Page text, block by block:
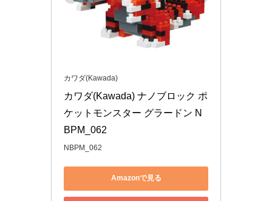
カワダ(Kawada)
カワダ(Kawada) ナノブロック ポ
ケットモンスター グラードン N
BPM_062
NBPM_062
Amazonで見る